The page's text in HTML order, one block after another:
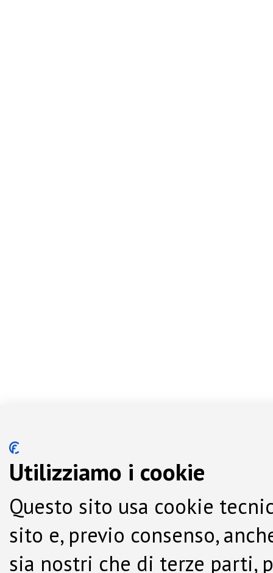
Utilizziamo i cookie
Questo sito usa cookie
sito e, previo consenso,
sia nostri che di terze parti,